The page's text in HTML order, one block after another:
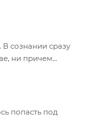
сознании сразу
ни причем...
попасть под